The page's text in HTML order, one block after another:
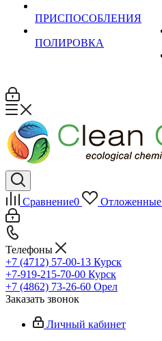
ПРИСПОСОБЛЕНИЯ
ПОЛИРОВКА
Сравнение0 Отложенные
Телефоны
+7 (4712) 57-00-13 Курск
+7-919-215-70-00 Курск
+7 (4862) 73-26-60 Орел
Заказать звонок
Личный кабинет